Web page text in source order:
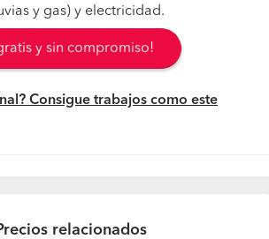
y gas) y electricidad.
y sin compromiso!
Consigue trabajos como este
relacionados